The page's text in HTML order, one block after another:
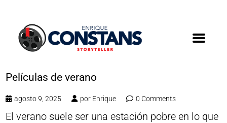
Películas de verano
agosto 9, 2025 por Enrique 0 Comments
El verano suele ser una estación pobre en lo que